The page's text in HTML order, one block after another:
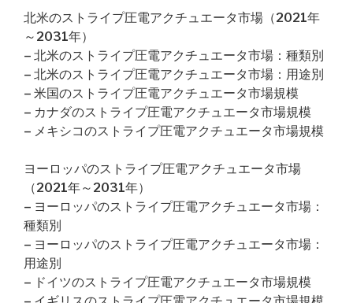
北米のストライプ圧電アクチュエータ市場（2021年
～2031年）
– 北米のストライプ圧電アクチュエータ市場：種類別
– 北米のストライプ圧電アクチュエータ市場：用途別
– 米国のストライプ圧電アクチュエータ市場規模
– カナダのストライプ圧電アクチュエータ市場規模
– メキシコのストライプ圧電アクチュエータ市場規模
ヨーロッパのストライプ圧電アクチュエータ市場
（2021年～2031年）
– ヨーロッパのストライプ圧電アクチュエータ市場：
種類別
– ヨーロッパのストライプ圧電アクチュエータ市場：
用途別
– ドイツのストライプ圧電アクチュエータ市場規模